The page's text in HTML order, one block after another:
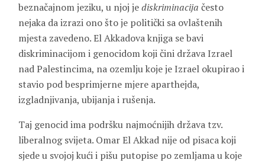
beznačajnom jeziku, u njoj jediskriminacija često
nejaka da izrazi ono što je politički sa ovlaštenih
mjesta zavedeno. El Akkadova knjiga se bavi
diskriminacijom i genocidom koji čini država Izrael
nad Palestincima, na ozemlju koje je Izrael okupirao i
stavio pod besprimjerne mjere aparthejda,
izgladnjivanja, ubijanja i rušenja.
Taj genocid ima podršku najmoćnijih država tzv.
liberalnog svijeta. Omar El Akkad nije od pisaca koji
sjede u svojoj kući i pišu putopise po zemljama u koje